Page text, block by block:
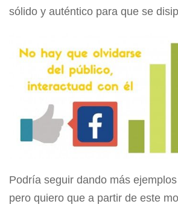
sólido y auténtico para que se
Podría seguir dando más
pero quiero que a partir de este